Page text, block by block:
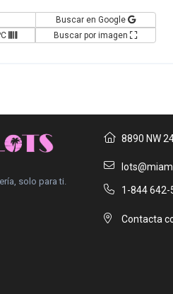
Buscar en Google
Buscar por imagen
solo para ti.
8890 NW
1-844 642-
Contacta